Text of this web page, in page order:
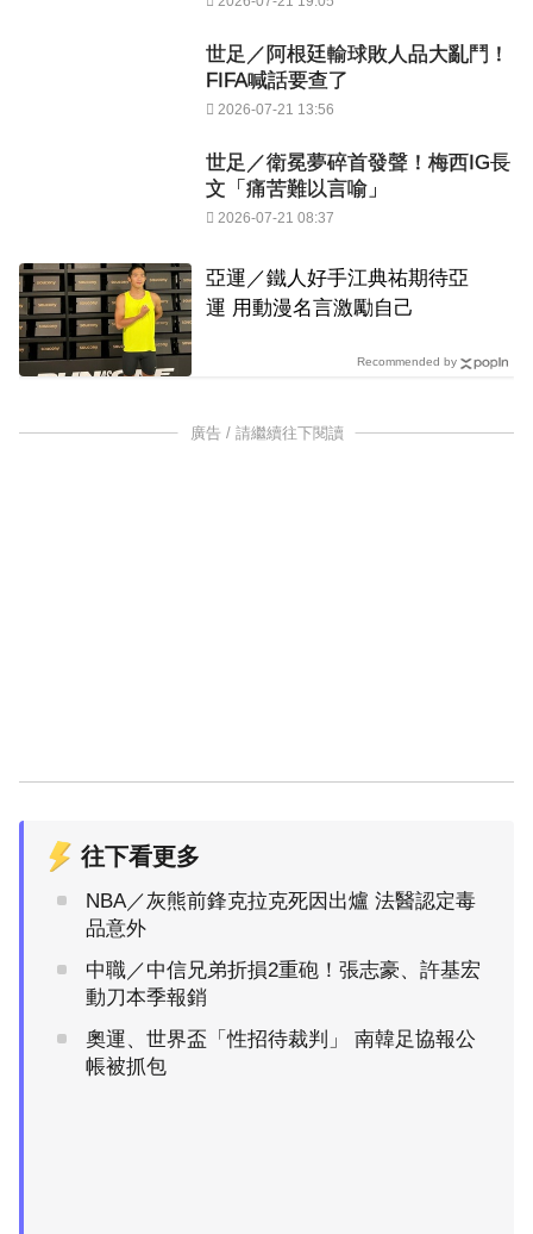
世足／阿根廷輸球敗人品大亂鬥！
FIFA喊話要查了
2026-07-21 13:56
世足／衛冕夢碎首發聲！梅西IG長
文「痛苦難以言喻」
2026-07-21 08:37
亞運／鐵人好手江典祐期待亞
運 用動漫名言激勵自己
Recommended by
廣告 / 請繼續往下閱讀
往下看更多
NBA／灰熊前鋒克拉克死因出爐 法醫認定毒
品意外
中職／中信兄弟折損2重砲！張志豪、許基宏
動刀本季報銷
奧運、世界盃「性招待裁判」 南韓足協報公
帳被抓包